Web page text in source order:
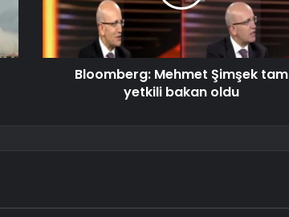
Bloomberg: Mehmet Şimşek tam
yetkili bakan oldu